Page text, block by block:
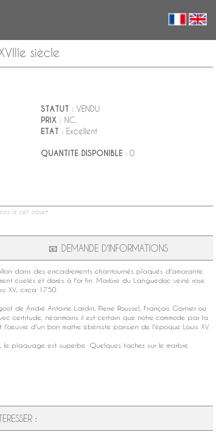
siècle
STATUT : VENDU
PRIX : NC.
ETAT : Excellent
QUANTITE DISPONIBLE : 0
à cet objet :
📧 DEMANDE D'INFORMATIONS
dans des encadrements chantournés plaqués d'amarante
ciselés et dorés à l'or fin Marbre du Languedoc veiné rose
XV, circa 1750.
de André Antoine Lardin, Pierre Roussel, François Garnier ou
certitude, néanmoins il est certain que notre commode par la
d'un bon maître ébéniste parisien de l'époque Louis XV
plaquage est superbe. Quelques taches sur le marbre
: